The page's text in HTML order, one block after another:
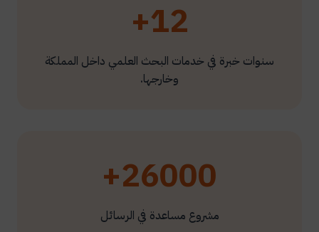
12+
سنوات خبرة في خدمات البحث العلمي داخل المملكة
وخارجها.
26000+
مشروع مساعدة في الرسائل